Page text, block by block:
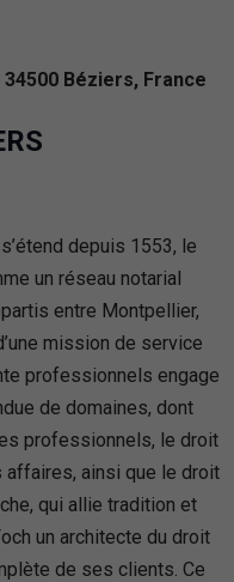
Béziers, France
depuis 1553, le
un réseau notarial
entre Montpellier,
mission de service
professionnels engage
de domaines, dont
professionnels, le droit
ainsi que le droit
qui allie tradition et
un architecte du droit
de ses clients. Ce